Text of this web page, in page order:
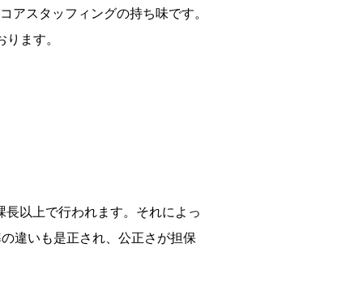
アスタッフィングの持ち味です。
ます。
以上で行われます。それによっ
違いも是正され、公正さが担保